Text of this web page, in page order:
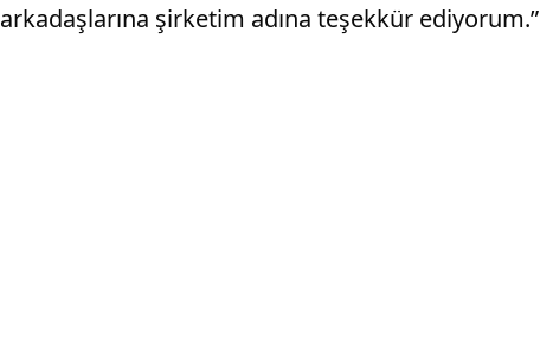
arkadaşlarına şirketim adına teşekkür ediyorum.”